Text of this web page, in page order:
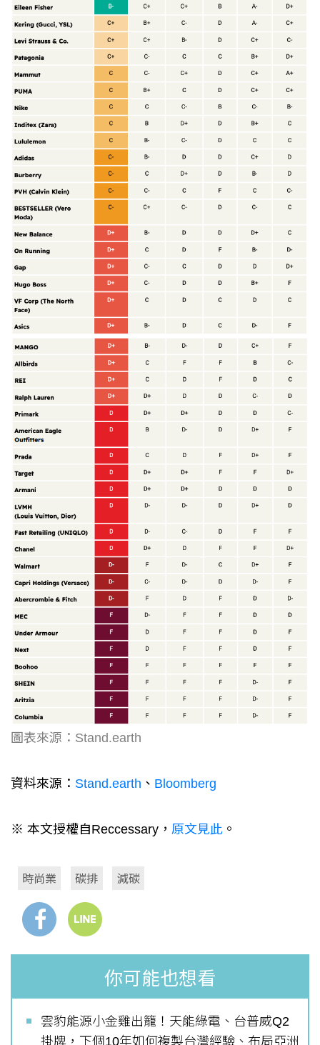
圖表來源：Stand.earth
資料來源： Stand.earth 、 Bloomberg
※ 本文授權自Reccessary， 原文見此 。
時尚業 碳排 減碳
你可能也想看
雲豹能源小金雞出籠！天能綠電、台普威Q2
掛牌，下個10年如何複製台灣經驗、布局亞洲